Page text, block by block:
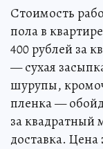
Стоимость
пола в
400 рублей за
— сухая
шурупы,
пленка —
за квадратный
доставка. Цена